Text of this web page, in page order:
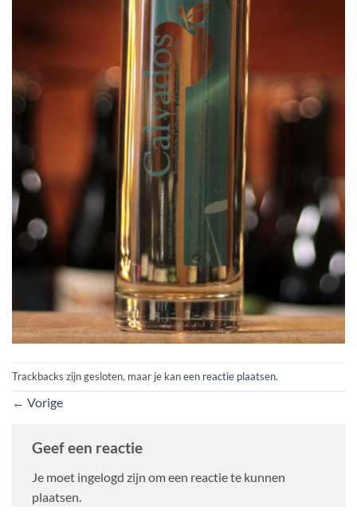
Trackbacks zijn gesloten, maar je kaneen reactie plaatsen.
← Vorige
Geef een reactie
Je moet ingelogd zijn om een reactie te kunnen
plaatsen.